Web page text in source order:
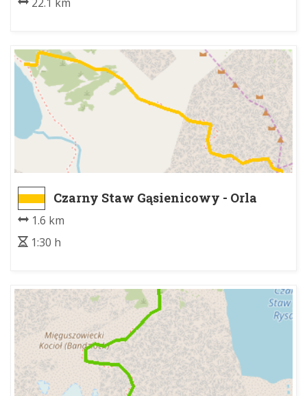
Czarny Staw Gąsienicowy - Orla
Perć, Skrajny Granat
1.6 km
1:30 h